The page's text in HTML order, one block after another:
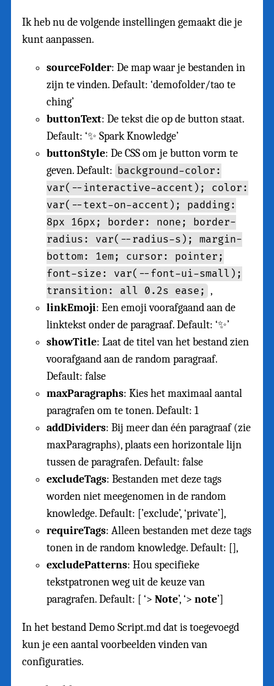
Ik heb nu de volgende instellingen gemaakt die je
kunt aanpassen.
sourceFolder: De map waar je bestanden in
zijn te vinden. Default: ‘demofolder/tao te
ching’
buttonText: De tekst die op de button staat.
Default: ‘✨ Spark Knowledge’
buttonStyle: De CSS om je button vorm te
geven. Default: background-color:
var(--interactive-accent); color:
var(--text-on-accent); padding:
8px 16px; border: none; border-
radius: var(--radius-s); margin-
bottom: 1em; cursor: pointer;
font-size: var(--font-ui-small);
transition: all 0.2s ease; ,
linkEmoji: Een emoji voorafgaand aan de
linktekst onder de paragraaf. Default: ‘✨’
showTitle: Laat de titel van het bestand zien
voorafgaand aan de random paragraaf.
Default: false
maxParagraphs: Kies het maximaal aantal
paragrafen om te tonen. Default: 1
addDividers: Bij meer dan één paragraaf (zie
maxParagraphs), plaats een horizontale lijn
tussen de paragrafen. Default: false
excludeTags: Bestanden met deze tags
worden niet meegenomen in de random
knowledge. Default: [’exclude’, ‘private’],
requireTags: Alleen bestanden met deze tags
tonen in de random knowledge. Default: [],
excludePatterns: Hou specifieke
tekstpatronen weg uit de keuze van
paragrafen. Default: [ ‘> Note’, ‘> note’]
In het bestand Demo Script.md dat is toegevoegd
kun je een aantal voorbeelden vinden van
configuraties.